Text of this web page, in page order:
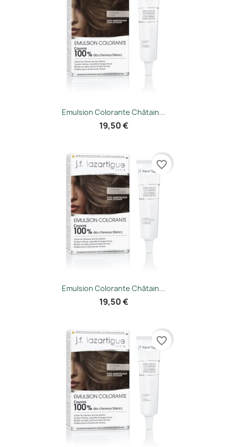
Emulsion Colorante Châtain...
19,50 €
Emulsion Colorante Châtain...
19,50 €
favorite_border
favorite_border